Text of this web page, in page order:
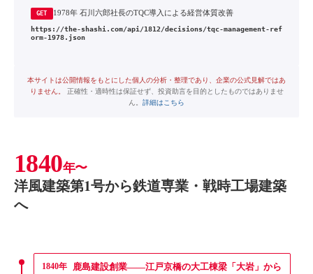
GET 1978年 石川六郎社長のTQC導入による経営体質改善
https://the-shashi.com/api/1812/decisions/tqc-management-ref
orm-1978.json
本サイトは公開情報をもとにした個人の分析・整理であり、企業の公式見解ではあ
りません。
正確性・適時性は保証せず、投資助言を目的としたものではありませ
ん。 詳細はこちら
1840年〜
洋風建築第1号から鉄道専業・戦時工場建築
へ
1840年
鹿島建設創業——江戸京橋の大工棟梁「大岩」から